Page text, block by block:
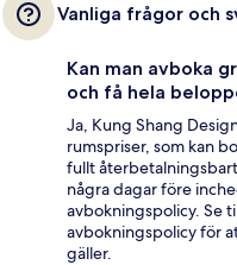
Vanliga frågor och
Kan man avboka
och få hela
Ja, Kung Shang
rumspriser, som kan
fullt
några dagar före
avbokningspolicy. Se
avbokningspolicy för
gäller.